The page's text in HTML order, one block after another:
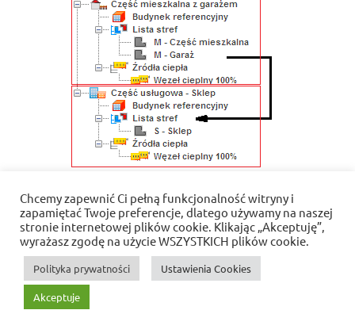
Polityka prywatności i pliki cookies
WordPress Theme: Dynamic News by ThemeZee.
Chcemy zapewnić Ci pełną funkcjonalność witryny i
zapamiętać Twoje preferencje, dlatego używamy na naszej
stronie internetowej plików cookie. Klikając „Akceptuję”,
wyrażasz zgodę na użycie WSZYSTKICH plików cookie.
Polityka prywatności Ustawienia Cookies
Akceptuje